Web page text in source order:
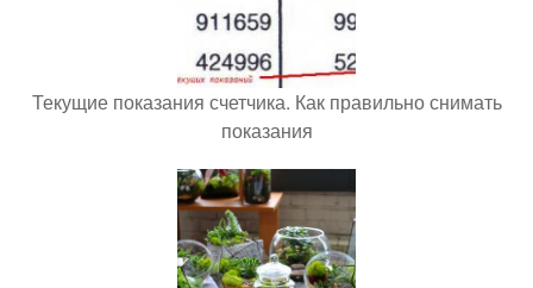
Текущие показания счетчика. Как правильно снимать
показания